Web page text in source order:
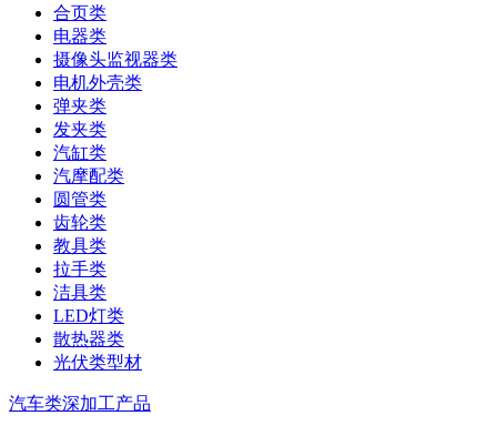
合页类
电器类
摄像头监视器类
电机外壳类
弹夹类
发夹类
汽缸类
汽摩配类
圆管类
齿轮类
教具类
拉手类
洁具类
LED灯类
散热器类
光伏类型材
汽车类深加工产品